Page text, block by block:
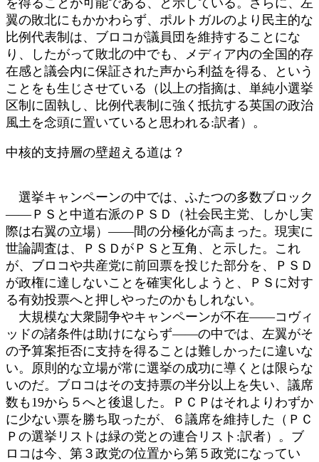
翼の敗北にもかかわらず、ポルトガルのより民主的な
比例代表制は、ブロコが議員団を維持することにな
り、したがって敗北の中でも、メディア内の全国的存
在感と議会内に保証された声から利益を得る、という
ことをも生じさせている（以上の指摘は、単純小選挙
区制に固執し、比例代表制に強く抵抗する英国の政治
風土を念頭に置いていると思われる:訳者）。
中核的支持層の壁超える道は？
選挙キャンペーンの中では、ふたつの多数ブロック
――ＰＳと中道右派のＰＳＤ（社会民主党、しかし実
際は右翼の立場）――間の分極化が高まった。現実に
世論調査は、ＰＳＤがＰＳと互角、と示した。これ
が、ブロコや共産党に前回票を投じた部分を、ＰＳＤ
が政権に達しないことを確実化しようと、ＰＳに対す
る有効投票へと押しやったのかもしれない。
大規模な大衆闘争やキャンペーンが不在――コヴィ
ッドの諸条件は助けにならず――の中では、左翼がそ
の予算案拒否に支持を得ることは難しかったに違いな
い。原則的な立場が常に選挙の成功に導くとは限らな
いのだ。ブロコはその支持票の半分以上を失い、議席
数も19から５へと後退した。ＰＣＰはそれよりわずか
に少ない票を勝ち取ったが、６議席を維持した（ＰＣ
Ｐの選挙リストは緑の党との連合リスト:訳者）。ブ
ロコは今、第３政党の位置から第５政党になってい